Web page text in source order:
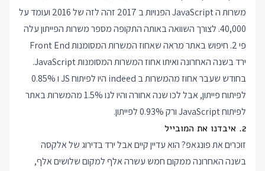
משרות ה JavaScript הפנויות ב 2017 זהה לזה של 2016 ועומד על
40,000. לצורך השוואה באותה התקופה מספר משרות הפייתון עלה
פי 2. חיפוש באתר מראה שאחוז המשרות המסומנות Front End
ירד בשנה האחרונה ואיתו אחוז המשרות המסומנות JavaScript.
בחודש שעבר אחוז מהמשרות ב indeed היו לפיתוח JS ו 0.85%
לפיתוח פייתון, אבל לכו שנה אחורה והיו לנו 1.5% מהמשרות באתר
לפיתוח JavaScript ורק 0.93% לפייתון.
2. איבדנו את המובייל
זוכרים את פונגאפ? הוא עדיין קיים אבל ירד בדירוג של אלקסה
בשנה האחרונה ממקום חמש עשרה אלף למקום שלושים אלף,